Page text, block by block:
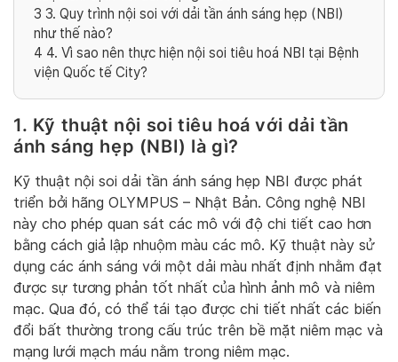
3 3. Quy trình nội soi với dải tần ánh sáng hẹp (NBI)
như thế nào?
4 4. Vì sao nên thực hiện nội soi tiêu hoá NBI tại Bệnh
viện Quốc tế City?
1. Kỹ thuật nội soi tiêu hoá với dải tần
ánh sáng hẹp (NBI) là gì?
Kỹ thuật nội soi dải tần ánh sáng hẹp NBI được phát
triển bởi hãng OLYMPUS – Nhật Bản. Công nghệ NBI
này cho phép quan sát các mô với độ chi tiết cao hơn
bằng cách giả lập nhuộm màu các mô. Kỹ thuật này sử
dụng các ánh sáng với một dải màu nhất định nhằm đạt
được sự tương phản tốt nhất của hình ảnh mô và niêm
mạc. Qua đó, có thể tái tạo được chi tiết nhất các biến
đổi bất thường trong cấu trúc trên bề mặt niêm mạc và
mạng lưới mạch máu nằm trong niêm mạc.